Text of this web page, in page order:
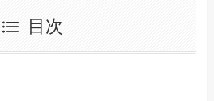
目次